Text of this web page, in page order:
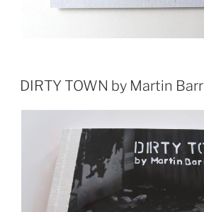
DIRTY TOWN by Martin Barr